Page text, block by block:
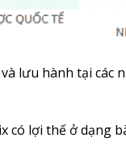
lưu hành tại các
có lợi thế ở dạng